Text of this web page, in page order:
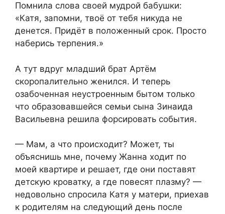
Помнила слова своей мудрой бабушки:
«Катя, запомни, твоё от тебя никуда не
денется. Придёт в положенный срок. Просто
наберись терпения.»
А тут вдруг младший брат Артём
скоропалительно женился. И теперь
озабоченная неустроенным бытом только
что образовавшейся семьи сына Зинаида
Васильевна решила форсировать события.
— Мам, а что происходит? Может, ты
объяснишь мне, почему Жанна ходит по
моей квартире и решает, где они поставят
детскую кроватку, а где повесят плазму? —
недовольно спросила Катя у матери, приехав
к родителям на следующий день после